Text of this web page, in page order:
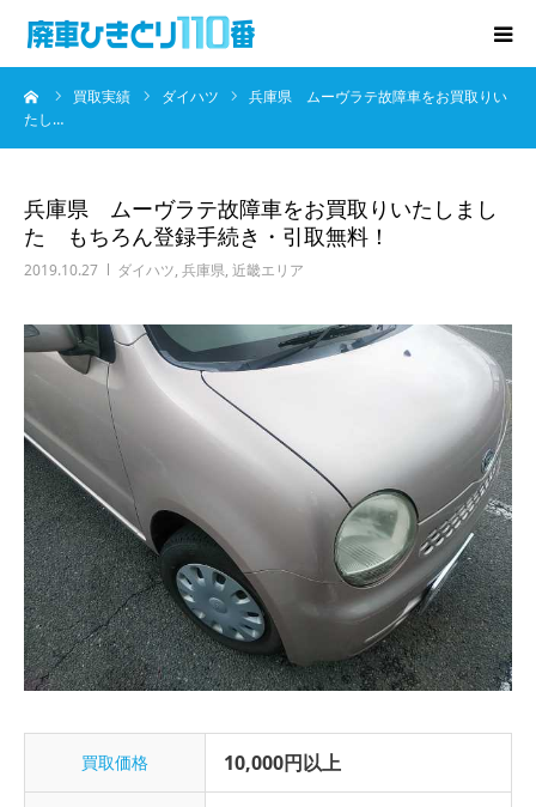
買取実績 ダイハツ
兵庫県 ムーヴラテ故障車をお買取りい
たし…
兵庫県 ムーヴラテ故障車をお買取りいたしまし
た もちろん登録手続き・引取無料！
2019.10.27 ダイハツ, 兵庫県, 近畿エリア
買取価格 10,000円以上
廃車･事故車の買取
無料査定
お知らせ
会社概要
お問い合わせ